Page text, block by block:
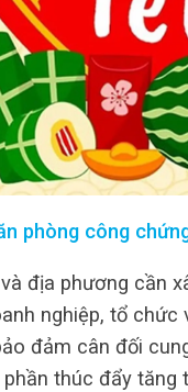
phòng công
địa phương cần
nghiệp, tổ
đảm cân đối
thúc đẩy